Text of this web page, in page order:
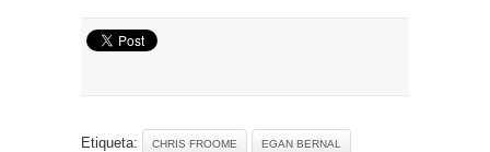
Etiqueta: CHRIS FROOME EGAN BERNAL